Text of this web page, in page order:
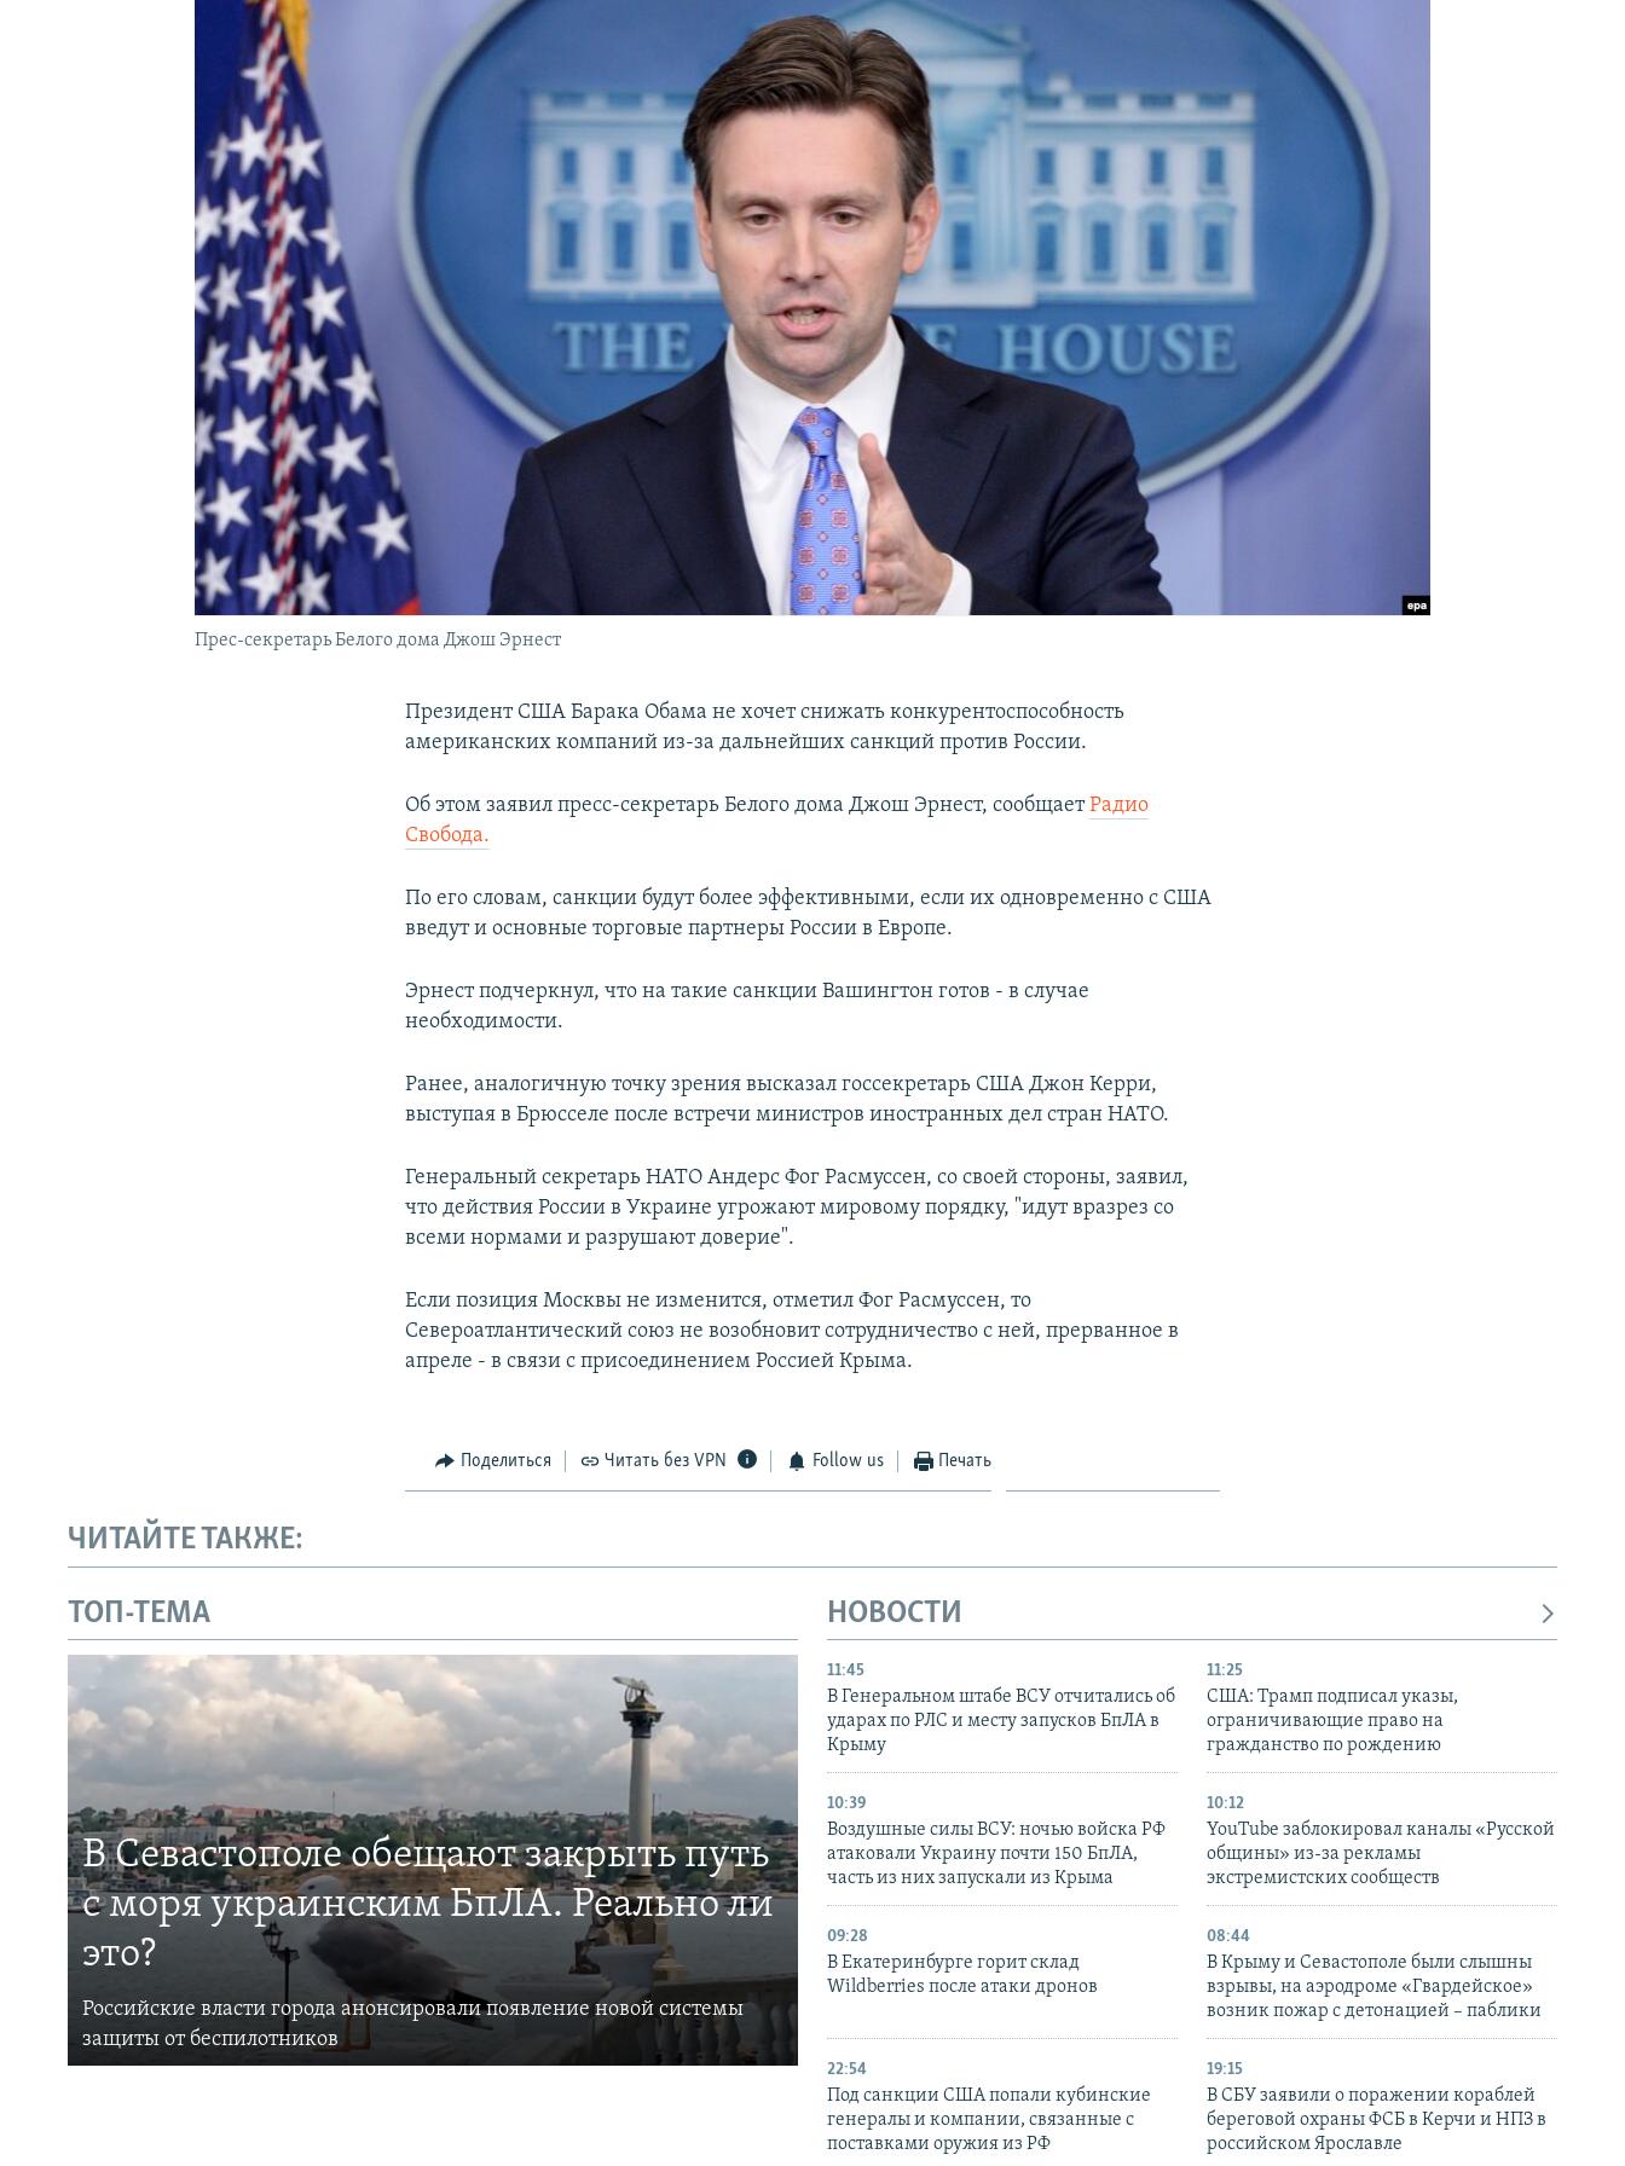
УКРАИНСКАЯ ПРОБЛЕМА КРЫМА
Прес-секретарь Белого дома Джош Эрнест
Президент США Барака Обама не хочет снижать конкурентоспособность
американских компаний из-за дальнейших санкций против России.
Об этом заявил пресс-секретарь Белого дома Джош Эрнест, сообщаетРадио
Свобода.
По его словам, санкции будут более эффективными, если их одновременно с США
введут и основные торговые партнеры России в Европе.
Эрнест подчеркнул, что на такие санкции Вашингтон готов - в случае
необходимости.
Ранее, аналогичную точку зрения высказал госсекретарь США Джон Керри,
выступая в Брюсселе после встречи министров иностранных дел стран НАТО.
Генеральный секретарь НАТО Андерс Фог Расмуссен, со своей стороны, заявил,
что действия России в Украине угрожают мировому порядку, "идут вразрез со
всеми нормами и разрушают доверие".
Если позиция Москвы не изменится, отметил Фог Расмуссен, то
Североатлантический союз не возобновит сотрудничество с ней, прерванное в
апреле - в связи с присоединением Россией Крыма.
Поделиться Читать без VPN Follow us Печать
ЧИТАЙТЕ ТАКЖЕ:
ТОП-ТЕМА
В Севастополе обещают закрыть путь
с моря украинским БпЛА. Реально ли
это?
Российские власти города анонсировали появление новой системы
защиты от беспилотников
НОВОСТИ
11:45
В Генеральном штабе ВСУ отчитались об
ударах по РЛС и месту запусков БпЛА в
Крыму
11:25
США: Трамп подписал указы,
ограничивающие право на
гражданство по рождению
10:39
Воздушные силы ВСУ: ночью войска РФ
атаковали Украину почти 150 БпЛА,
часть из них запускали из Крыма
10:12
YouTube заблокировал каналы «Русской
общины» из-за рекламы
экстремистских сообществ
09:28
В Екатеринбурге горит склад
Wildberries после атаки дронов
08:44
В Крыму и Севастополе были слышны
взрывы, на аэродроме «Гвардейское»
возник пожар с детонацией – паблики
22:54
Под санкции США попали кубинские
генералы и компании, связанные с
поставками оружия из РФ
19:15
В СБУ заявили о поражении кораблей
береговой охраны ФСБ в Керчи и НПЗ в
российском Ярославле